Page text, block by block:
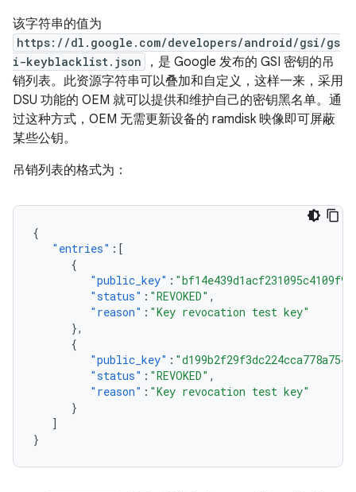
该字符串的值为
https://dl.google.com/developers/android/gsi/gs
i-keyblacklist.json
，是 Google 发布的 GSI 密钥的吊
销列表。此资源字符串可以叠加和自定义，这样一来，采用
DSU 功能的 OEM 就可以提供和维护自己的密钥黑名单。通
过这种方式，OEM 无需更新设备的 ramdisk 映像即可屏蔽
某些公钥。
吊销列表的格式为：
{
"entries" :[
{
"public_key" :
"status" : "REVOKED" ,
"reason" : "Key revocation test key"
},
{
"public_key" :
"status" : "REVOKED" ,
"reason" : "Key revocation test key"
}
]
}